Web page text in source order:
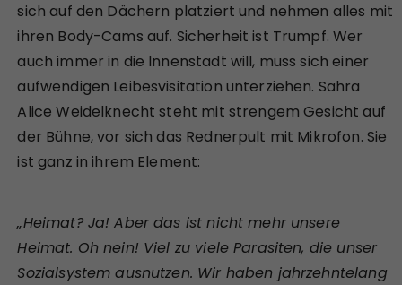
sich auf den Dächern platziert und nehmen alles mit
ihren Body-Cams auf. Sicherheit ist Trumpf. Wer
auch immer in die Innenstadt will, muss sich einer
aufwendigen Leibesvisitation unterziehen. Sahra
Alice Weidelknecht steht mit strengem Gesicht auf
der Bühne, vor sich das Rednerpult mit Mikrofon. Sie
ist ganz in ihrem Element:
„Heimat? Ja! Aber das ist nicht mehr unsere
Heimat. Oh nein! Viel zu viele Parasiten, die unser
Sozialsystem ausnutzen. Wir haben jahrzehntelang